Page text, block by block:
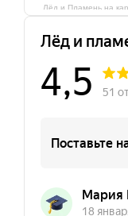
Лёд и Пламень на